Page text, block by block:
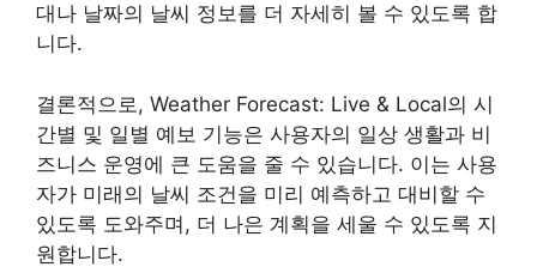
대나 날짜의 날씨 정보를 더 자세히 볼 수 있도록 합
니다.
결론적으로, Weather Forecast: Live & Local의 시
간별 및 일별 예보 기능은 사용자의 일상 생활과 비
즈니스 운영에 큰 도움을 줄 수 있습니다. 이는 사용
자가 미래의 날씨 조건을 미리 예측하고 대비할 수
있도록 도와주며, 더 나은 계획을 세울 수 있도록 지
원합니다.